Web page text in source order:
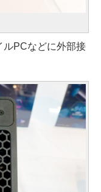
PCなどに外部接